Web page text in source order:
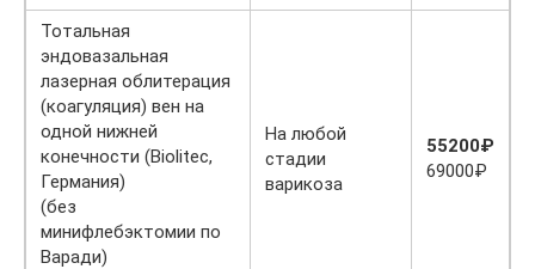
Тотальная
эндовазальная
лазерная облитерация
(коагуляция) вен на
одной нижней
конечности (Biolitec,
Германия)
(без
минифлебэктомии по
Варади)
На любой
стадии
варикоза
55200₽
69000₽